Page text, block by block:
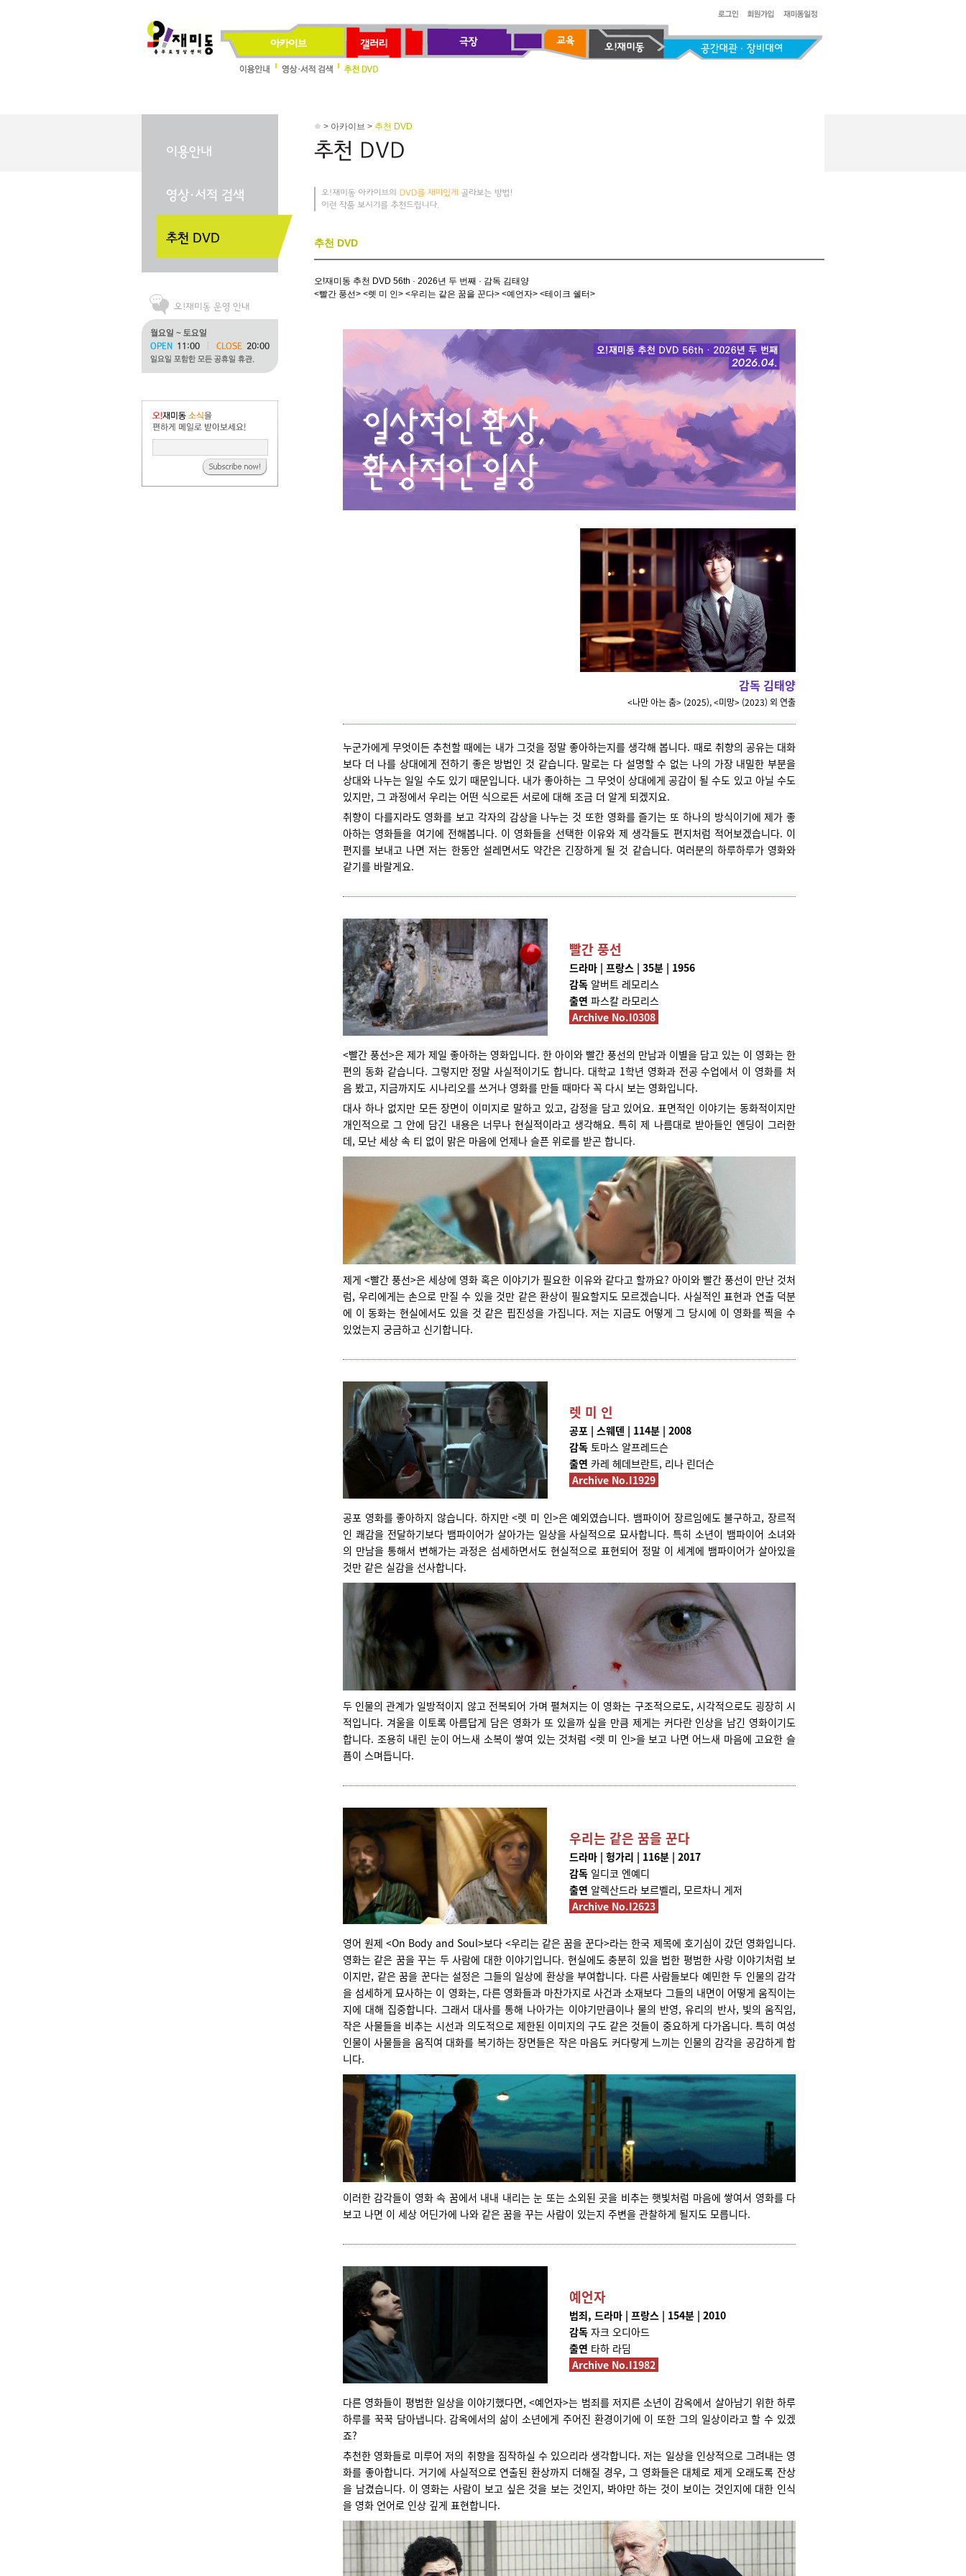
> 아카이브 > 추천 DVD
추천 DVD
오!재미동 추천 DVD 56th · 2026년 두 번째 · 감독 김태양
<빨간 풍선> <렛 미 인> <우리는 같은 꿈을 꾼다> <예언자> <테이크 쉘터>
감독 김태양
<나만 아는 춤> (2025), <미망> (2023) 외 연출
누군가에게 무엇이든 추천할 때에는 내가 그것을 정말 좋아하는지를 생각해 봅니다. 때로 취향의 공유는 대화
보다 더 나를 상대에게 전하기 좋은 방법인 것 같습니다. 말로는 다 설명할 수 없는 나의 가장 내밀한 부분을
상대와 나누는 일일 수도 있기 때문입니다. 내가 좋아하는 그 무엇이 상대에게 공감이 될 수도 있고 아닐 수도
있지만, 그 과정에서 우리는 어떤 식으로든 서로에 대해 조금 더 알게 되겠지요.
취향이 다를지라도 영화를 보고 각자의 감상을 나누는 것 또한 영화를 즐기는 또 하나의 방식이기에 제가 좋
아하는 영화들을 여기에 전해봅니다. 이 영화들을 선택한 이유와 제 생각들도 편지처럼 적어보겠습니다. 이
편지를 보내고 나면 저는 한동안 설레면서도 약간은 긴장하게 될 것 같습니다. 여러분의 하루하루가 영화와
같기를 바랄게요.
빨간 풍선
드라마 | 프랑스 | 35분 | 1956
감독 알버트 레모리스
출연 파스칼 라모리스
Archive No.I0308
<빨간 풍선>은 제가 제일 좋아하는 영화입니다. 한 아이와 빨간 풍선의 만남과 이별을 담고 있는 이 영화는 한
편의 동화 같습니다. 그렇지만 정말 사실적이기도 합니다. 대학교 1학년 영화과 전공 수업에서 이 영화를 처
음 봤고, 지금까지도 시나리오를 쓰거나 영화를 만들 때마다 꼭 다시 보는 영화입니다.
대사 하나 없지만 모든 장면이 이미지로 말하고 있고, 감정을 담고 있어요. 표면적인 이야기는 동화적이지만
개인적으로 그 안에 담긴 내용은 너무나 현실적이라고 생각해요. 특히 제 나름대로 받아들인 엔딩이 그러한
데, 모난 세상 속 티 없이 맑은 마음에 언제나 슬픈 위로를 받곤 합니다.
제게 <빨간 풍선>은 세상에 영화 혹은 이야기가 필요한 이유와 같다고 할까요? 아이와 빨간 풍선이 만난 것처
럼, 우리에게는 손으로 만질 수 있을 것만 같은 환상이 필요할지도 모르겠습니다. 사실적인 표현과 연출 덕분
에 이 동화는 현실에서도 있을 것 같은 핍진성을 가집니다. 저는 지금도 어떻게 그 당시에 이 영화를 찍을 수
있었는지 궁금하고 신기합니다.
렛 미 인
공포 | 스웨덴 | 114분 | 2008
감독 토마스 알프레드슨
출연 카레 헤데브란트, 리나 린더슨
Archive No.I1929
공포 영화를 좋아하지 않습니다. 하지만 <렛 미 인>은 예외였습니다. 뱀파이어 장르임에도 불구하고, 장르적
인 쾌감을 전달하기보다 뱀파이어가 살아가는 일상을 사실적으로 묘사합니다. 특히 소년이 뱀파이어 소녀와
의 만남을 통해서 변해가는 과정은 섬세하면서도 현실적으로 표현되어 정말 이 세계에 뱀파이어가 살아있을
것만 같은 실감을 선사합니다.
두 인물의 관계가 일방적이지 않고 전복되어 가며 펼쳐지는 이 영화는 구조적으로도, 시각적으로도 굉장히 시
적입니다. 겨울을 이토록 아름답게 담은 영화가 또 있을까 싶을 만큼 제게는 커다란 인상을 남긴 영화이기도
합니다. 조용히 내린 눈이 어느새 소복이 쌓여 있는 것처럼 <렛 미 인>을 보고 나면 어느새 마음에 고요한 슬
픔이 스며듭니다.
우리는 같은 꿈을 꾼다
드라마 | 헝가리 | 116분 | 2017
감독 일디코 엔예디
출연 알렉산드라 보르벨리, 모르차니 게저
Archive No.I2623
영어 원제 <On Body and Soul>보다 <우리는 같은 꿈을 꾼다>라는 한국 제목에 호기심이 갔던 영화입니다.
영화는 같은 꿈을 꾸는 두 사람에 대한 이야기입니다. 현실에도 충분히 있을 법한 평범한 사랑 이야기처럼 보
이지만, 같은 꿈을 꾼다는 설정은 그들의 일상에 환상을 부여합니다. 다른 사람들보다 예민한 두 인물의 감각
을 섬세하게 묘사하는 이 영화는, 다른 영화들과 마찬가지로 사건과 소재보다 그들의 내면이 어떻게 움직이는
지에 대해 집중합니다. 그래서 대사를 통해 나아가는 이야기만큼이나 물의 반영, 유리의 반사, 빛의 움직임,
작은 사물들을 비추는 시선과 의도적으로 제한된 이미지의 구도 같은 것들이 중요하게 다가옵니다. 특히 여성
인물이 사물들을 움직여 대화를 복기하는 장면들은 작은 마음도 커다랗게 느끼는 인물의 감각을 공감하게 합
니다.
이러한 감각들이 영화 속 꿈에서 내내 내리는 눈 또는 소외된 곳을 비추는 햇빛처럼 마음에 쌓여서 영화를 다
보고 나면 이 세상 어딘가에 나와 같은 꿈을 꾸는 사람이 있는지 주변을 관찰하게 될지도 모릅니다.
예언자
범죄, 드라마 | 프랑스 | 154분 | 2010
감독 자크 오디아드
출연 타하 라딤
Archive No.I1982
다른 영화들이 평범한 일상을 이야기했다면, <예언자>는 범죄를 저지른 소년이 감옥에서 살아남기 위한 하루
하루를 꾹꾹 담아냅니다. 감옥에서의 삶이 소년에게 주어진 환경이기에 이 또한 그의 일상이라고 할 수 있겠
죠?
추천한 영화들로 미루어 저의 취향을 짐작하실 수 있으리라 생각합니다. 저는 일상을 인상적으로 그려내는 영
화를 좋아합니다. 거기에 사실적으로 연출된 환상까지 더해질 경우, 그 영화들은 대체로 제게 오래도록 잔상
을 남겼습니다. 이 영화는 사람이 보고 싶은 것을 보는 것인지, 봐야만 하는 것이 보이는 것인지에 대한 인식
을 영화 언어로 인상 깊게 표현합니다.